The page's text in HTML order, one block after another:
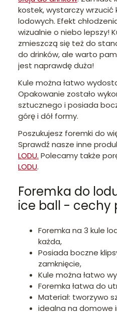
kostek, wystarczy wrzucić
lodowych. Efekt
wizualnie o niebo lepszy!
zmieszczą się też do
do drinków, ale warto
jest naprawdę duża!
Kule można łatwo
Opakowanie zostało
sztucznego i posiada
górę i dół formy.
Poszukujesz foremki do
Sprawdź nasze inne
LODU. Polecamy także
LODU.
Foremka do
ice ball - cechy
Foremka na 3 kule
każda,
Posiada boczne
zamknięcie,
Kule można łatwo
Foremka łatwa do
Materiał: tworzywo
idealna na domowe